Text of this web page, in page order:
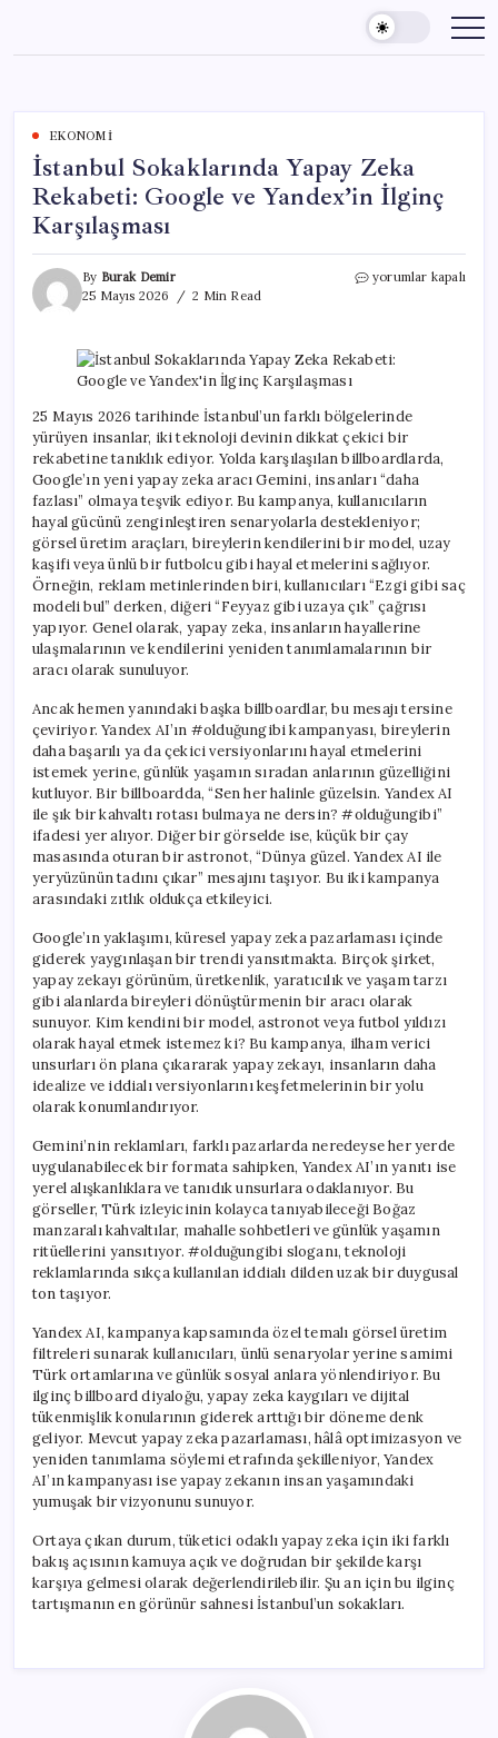
content
EKONOMI
İstanbul Sokaklarında Yapay Zeka
Rekabeti: Google ve Yandex’in İlginç
Karşılaşması
By Burak Demir
25 Mayıs 2026
2 Min Read
İstanbul
Rekabeti:
Google
Yandex’in
İlginç
Karşılaşması
için
yorumlar kapalı
25 Mayıs 2026 tarihinde İstanbul’un farklı bölgelerinde
yürüyen insanlar, iki teknoloji devinin dikkat çekici bir
rekabetine tanıklık ediyor. Yolda karşılaşılan billboardlarda,
Google’ın yeni yapay zeka aracı Gemini, insanları “daha
fazlası” olmaya teşvik ediyor. Bu kampanya, kullanıcıların
hayal gücünü zenginleştiren senaryolarla destekleniyor;
görsel üretim araçları, bireylerin kendilerini bir model, uzay
kaşifi veya ünlü bir futbolcu gibi hayal etmelerini sağlıyor.
Örneğin, reklam metinlerinden biri, kullanıcıları “Ezgi gibi saç
modeli bul” derken, diğeri “Feyyaz gibi uzaya çık” çağrısı
yapıyor. Genel olarak, yapay zeka, insanların hayallerine
ulaşmalarının ve kendilerini yeniden tanımlamalarının bir
aracı olarak sunuluyor.
Ancak hemen yanındaki başka billboardlar, bu mesajı tersine
çeviriyor. Yandex AI’ın #olduğungibi kampanyası, bireylerin
daha başarılı ya da çekici versiyonlarını hayal etmelerini
istemek yerine, günlük yaşamın sıradan anlarının güzelliğini
kutluyor. Bir billboardda, “Sen her halinle güzelsin. Yandex AI
ile şık bir kahvaltı rotası bulmaya ne dersin? #olduğungibi”
ifadesi yer alıyor. Diğer bir görselde ise, küçük bir çay
masasında oturan bir astronot, “Dünya güzel. Yandex AI ile
yeryüzünün tadını çıkar” mesajını taşıyor. Bu iki kampanya
arasındaki zıtlık oldukça etkileyici.
Google’ın yaklaşımı, küresel yapay zeka pazarlaması içinde
giderek yaygınlaşan bir trendi yansıtmakta. Birçok şirket,
yapay zekayı görünüm, üretkenlik, yaratıcılık ve yaşam tarzı
gibi alanlarda bireyleri dönüştürmenin bir aracı olarak
sunuyor. Kim kendini bir model, astronot veya futbol yıldızı
olarak hayal etmek istemez ki? Bu kampanya, ilham verici
unsurları ön plana çıkararak yapay zekayı, insanların daha
idealize ve iddialı versiyonlarını keşfetmelerinin bir yolu
olarak konumlandırıyor.
Gemini’nin reklamları, farklı pazarlarda neredeyse her yerde
uygulanabilecek bir formata sahipken, Yandex AI’ın yanıtı ise
yerel alışkanlıklara ve tanıdık unsurlara odaklanıyor. Bu
görseller, Türk izleyicinin kolayca tanıyabileceği Boğaz
manzaralı kahvaltılar, mahalle sohbetleri ve günlük yaşamın
ritüellerini yansıtıyor. #olduğungibi sloganı, teknoloji
reklamlarında sıkça kullanılan iddialı dilden uzak bir duygusal
ton taşıyor.
Yandex AI, kampanya kapsamında özel temalı görsel üretim
filtreleri sunarak kullanıcıları, ünlü senaryolar yerine samimi
Türk ortamlarına ve günlük sosyal anlara yönlendiriyor. Bu
ilginç billboard diyaloğu, yapay zeka kaygıları ve dijital
tükenmişlik konularının giderek arttığı bir döneme denk
geliyor. Mevcut yapay zeka pazarlaması, hâlâ optimizasyon ve
yeniden tanımlama söylemi etrafında şekilleniyor, Yandex
AI’ın kampanyası ise yapay zekanın insan yaşamındaki
yumuşak bir vizyonunu sunuyor.
Ortaya çıkan durum, tüketici odaklı yapay zeka için iki farklı
bakış açısının kamuya açık ve doğrudan bir şekilde karşı
karşıya gelmesi olarak değerlendirilebilir. Şu an için bu ilginç
tartışmanın en görünür sahnesi İstanbul’un sokakları.